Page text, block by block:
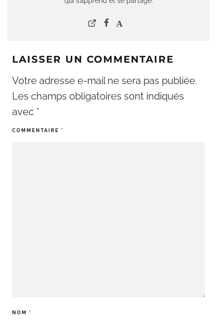
LAISSER UN COMMENTAIRE
Votre adresse e-mail ne sera pas publiée.
Les champs obligatoires sont indiqués
avec *
COMMENTAIRE *
NOM *